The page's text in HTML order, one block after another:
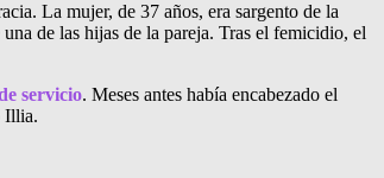
La mujer, de 37 años, era sargento de la
de las hijas de la pareja. Tras el femicidio, el
servicio. Meses antes había encabezado el
Illia.